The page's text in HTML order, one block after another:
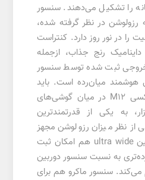
را تشکیل می‌‌دهند. سنسور
رزولوشن در نظر گرفته شده،
را در نور روز دارد. کنتراست
رنج جذاب، از‌جمله
ثبت شده توسط سنسور
هوشمند میان‌رده است. باید
گفت که سامسونگ گلکسی M12 در میان‌ گوشی‌های
به یکی از قدرتمند‌ترین
نظر میزان رزولوشن مجهز
شده است. سنسور دوربین ultra wide هم امکان ثبت
به نسبت سنسور دوربین
می‌کند. سنسور ماکرو هم برای